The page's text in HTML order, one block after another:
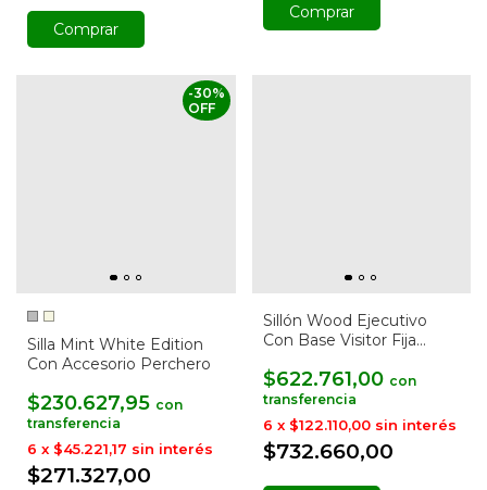
Comprar
Comprar
Silla Mint White Edition
Con Accesorio Perchero
$230.627,95 con
$271.327,00
-30%
OFF
6 x $45.221,17 sin interés
Sillón Wood Ejecutivo
Con Base Visitor Fija
$622.761,00 con
$732.660,00
6 x $122.110,00 sin interés